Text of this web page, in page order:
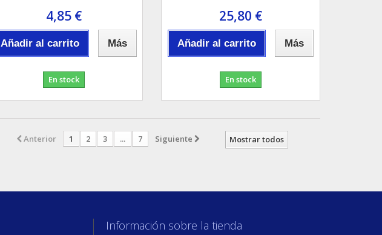
4,85 €
Añadir al carrito Más
En stock
25,80 €
Añadir al carrito Más
En stock
Mostrar todos
Anterior 1 2 3 ... 7 Siguiente
Información sobre la tienda